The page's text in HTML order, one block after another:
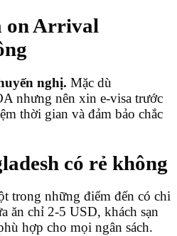
on Arrival
nghị. Mặc dù
nhưng nên xin e-visa trước
thời gian và đảm bảo chắc
có rẻ không
trong những điểm đến có chi
ăn chỉ 2-5 USD, khách sạn
hợp cho mọi ngân sách.